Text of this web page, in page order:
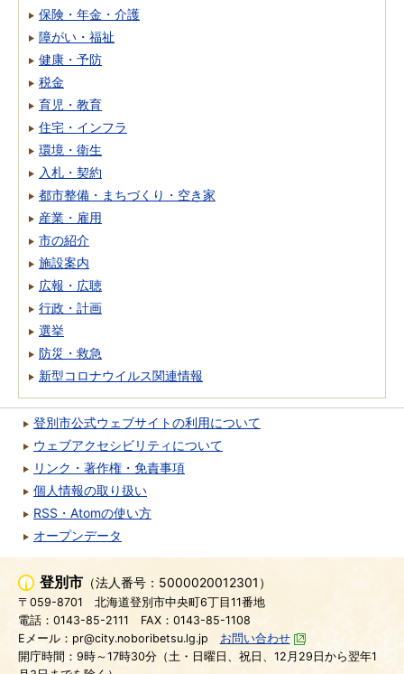
保険・年金・介護
障がい・福祉
健康・予防
税金
育児・教育
住宅・インフラ
環境・衛生
入札・契約
都市整備・まちづくり・空き家
産業・雇用
市の紹介
施設案内
広報・広聴
行政・計画
選挙
防災・救急
新型コロナウイルス関連情報
登別市公式ウェブサイトの利用について
ウェブアクセシビリティについて
リンク・著作権・免責事項
個人情報の取り扱い
RSS・Atomの使い方
オープンデータ
登別市 （法人番号：5000020012301）
〒059-8701
北海道登別市中央町6丁目11番地
電話：0143-85-2111
FAX：0143-85-1108
Eメール：pr@city.noboribetsu.lg.jp
お問い合わせ
開庁時間：9時～17時30分（土・日曜日、祝日、12月29日から翌年1